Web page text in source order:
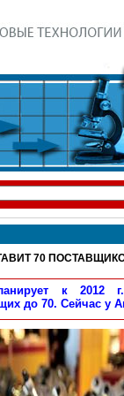
70
к 2012
до 70. Сейчас у